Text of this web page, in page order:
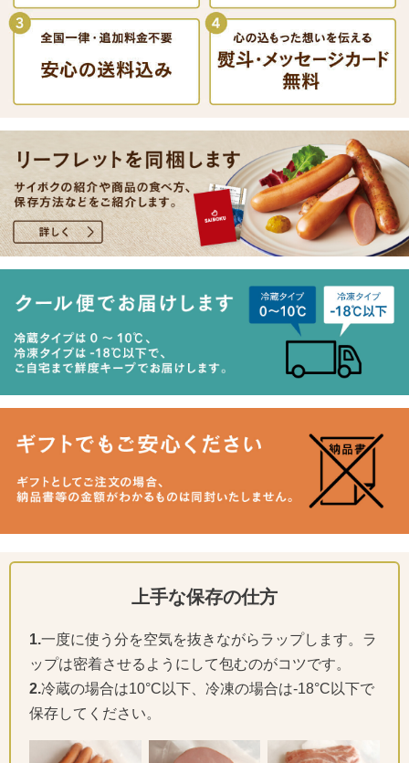
上手な保存の仕方
1.一度に使う分を空気を抜きながらラップします。ラ
ップは密着させるようにして包むのがコツです。
2.冷蔵の場合は10°C以下、冷凍の場合は-18°C以下で
保存してください。